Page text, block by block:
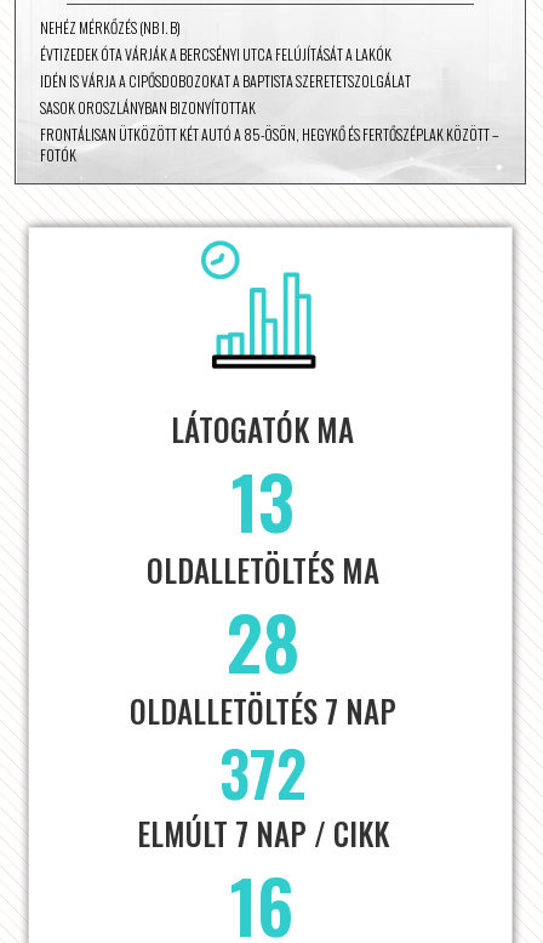
NEHÉZ MÉRKŐZÉS (NB I. B)
ÉVTIZEDEK ÓTA VÁRJÁK A BERCSÉNYI UTCA FELÚJÍTÁSÁT A LAKÓK
IDÉN IS VÁRJA A CIPŐSDOBOZOKAT A BAPTISTA SZERETETSZOLGÁLAT
SASOK OROSZLÁNYBAN BIZONYÍTOTTAK
FRONTÁLISAN ÜTKÖZÖTT KÉT AUTÓ A 85-ÖSÖN, HEGYKŐ ÉS FERTŐSZÉPLAK KÖZÖTT –
FOTÓK
LÁTOGATÓK MA
13
OLDALLETÖLTÉS MA
28
OLDALLETÖLTÉS 7 NAP
372
ELMÚLT 7 NAP / CIKK
16